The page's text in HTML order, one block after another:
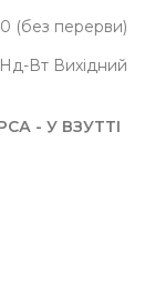
(без перерви)
Нд-Вт Вихідний
- У ВЗУТТІ